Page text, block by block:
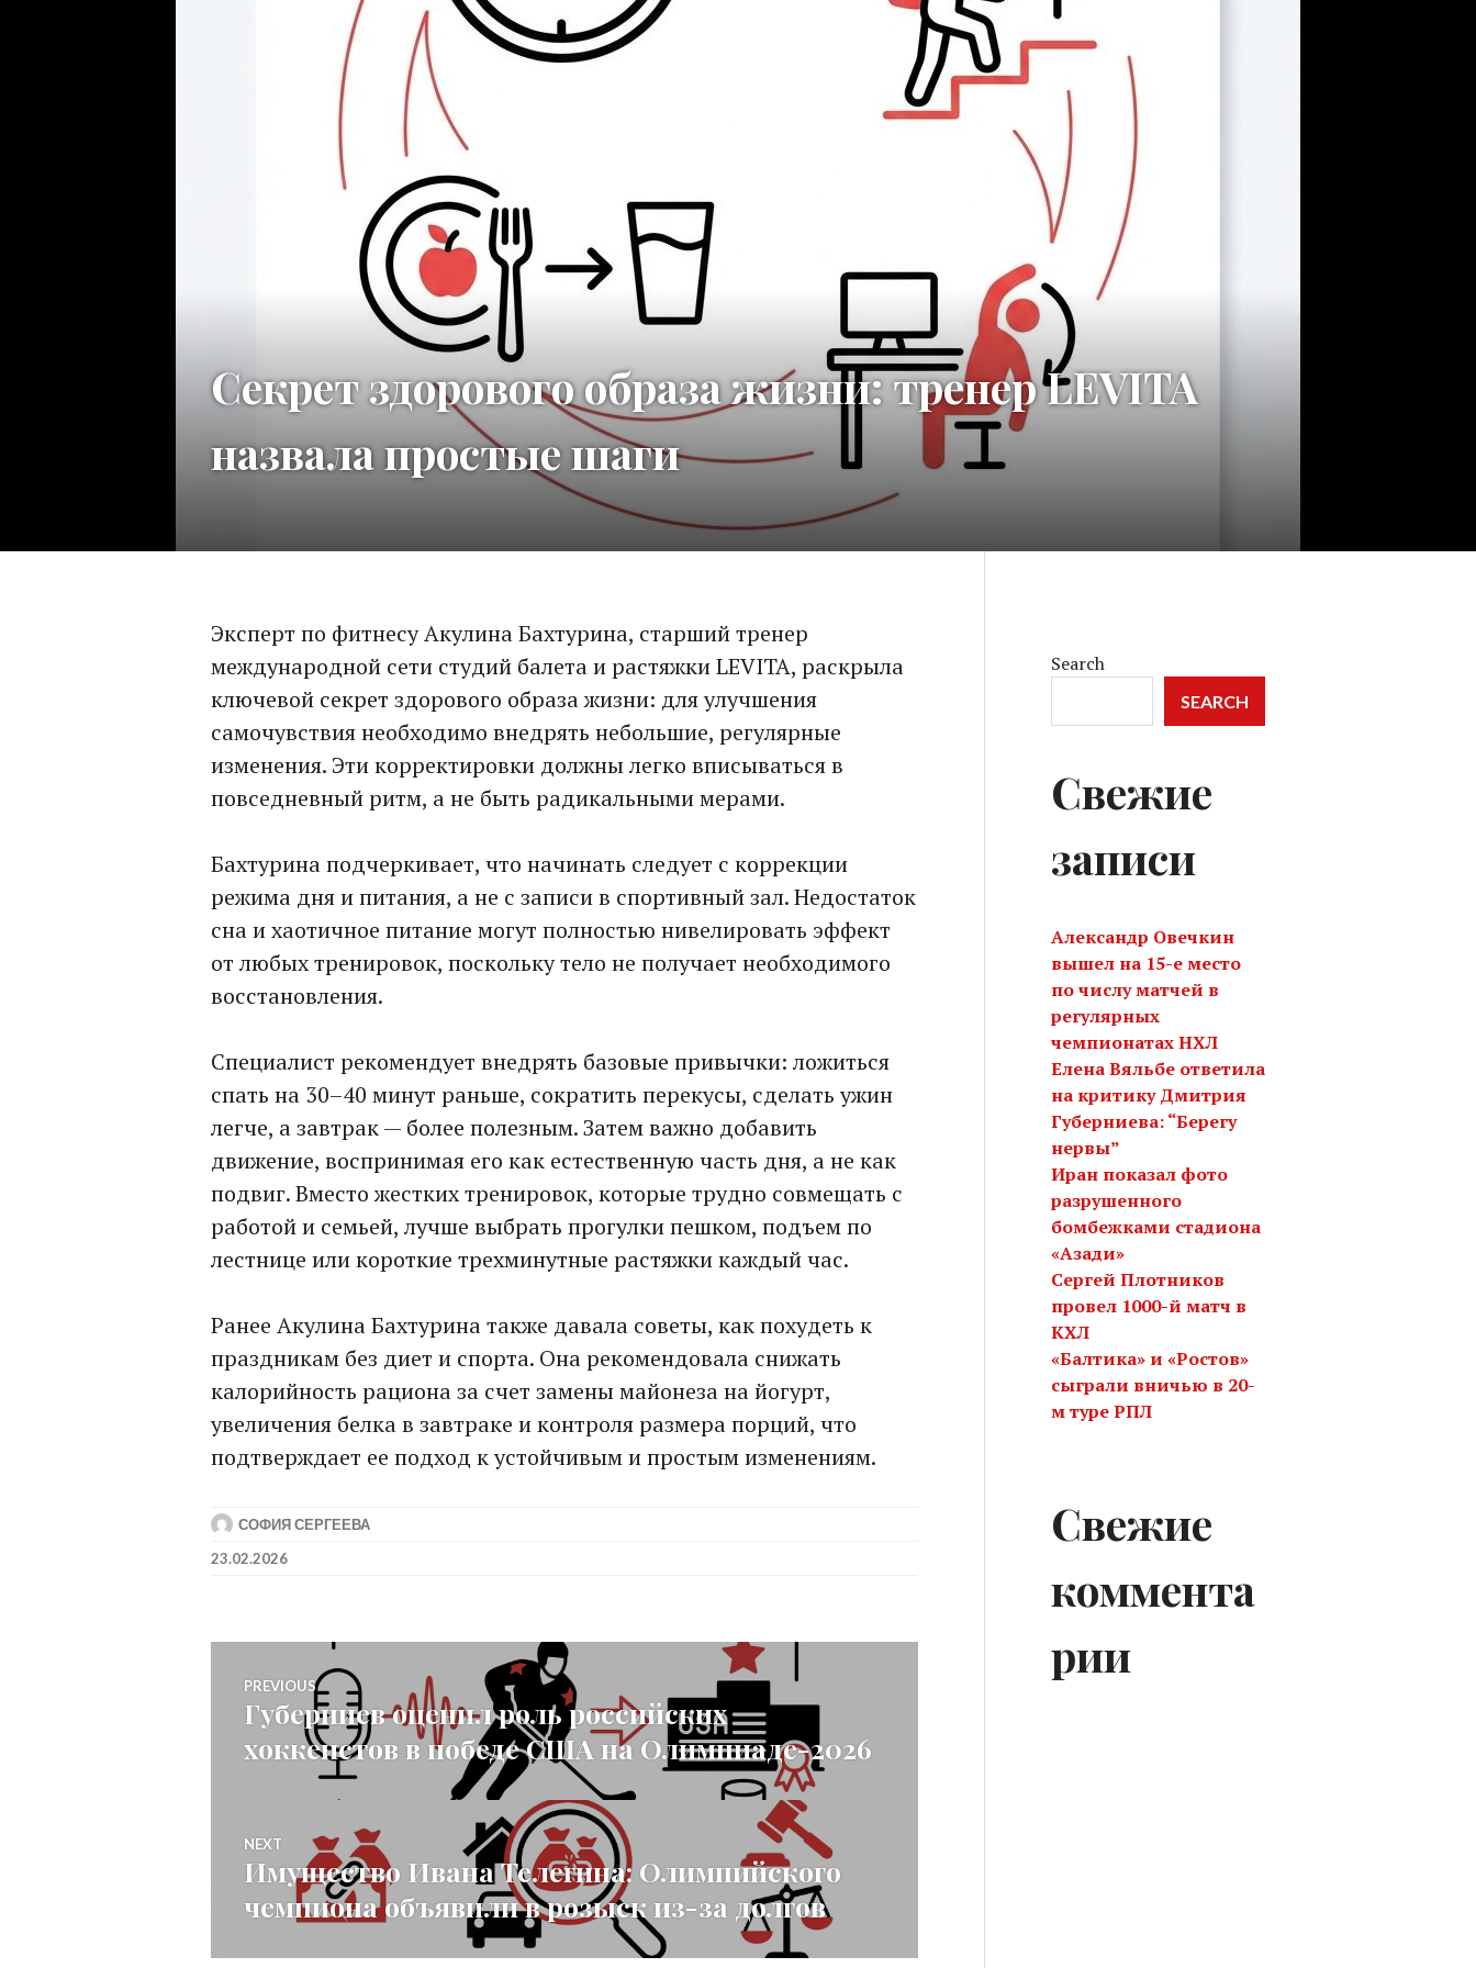
Секрет здорового образа жизни: тренер LEVITA
назвала простые шаги
Эксперт по фитнесу Акулина Бахтурина, старший тренер
международной сети студий балета и растяжки LEVITA, раскрыла
ключевой секрет здорового образа жизни: для улучшения
самочувствия необходимо внедрять небольшие, регулярные
изменения. Эти корректировки должны легко вписываться в
повседневный ритм, а не быть радикальными мерами.
Бахтурина подчеркивает, что начинать следует с коррекции
режима дня и питания, а не с записи в спортивный зал. Недостаток
сна и хаотичное питание могут полностью нивелировать эффект
от любых тренировок, поскольку тело не получает необходимого
восстановления.
Специалист рекомендует внедрять базовые привычки: ложиться
спать на 30–40 минут раньше, сократить перекусы, сделать ужин
легче, а завтрак — более полезным. Затем важно добавить
движение, воспринимая его как естественную часть дня, а не как
подвиг. Вместо жестких тренировок, которые трудно совмещать с
работой и семьей, лучше выбрать прогулки пешком, подъем по
лестнице или короткие трехминутные растяжки каждый час.
Ранее Акулина Бахтурина также давала советы, как похудеть к
праздникам без диет и спорта. Она рекомендовала снижать
калорийность рациона за счет замены майонеза на йогурт,
увеличения белка в завтраке и контроля размера порций, что
подтверждает ее подход к устойчивым и простым изменениям.
СОФИЯ СЕРГЕЕВА
23.02.2026
Post
navigation
PREVIOUS
Previous
post:
Губерниев оценил роль российских
хоккеистов в победе США на Олимпиаде-2026
NEXT
Next
post:
Имущество Ивана Телегина: Олимпийского
чемпиона объявили в розыск из-за долгов
Search
SEARCH
Свежие
записи
Александр Овечкин
вышел на 15-е место
по числу матчей в
регулярных
чемпионатах НХЛ
Елена Вяльбе ответила
на критику Дмитрия
Губерниева: “Берегу
нервы”
Иран показал фото
разрушенного
бомбежками стадиона
«Азади»
Сергей Плотников
провел 1000-й матч в
КХЛ
«Балтика» и «Ростов»
сыграли вничью в 20-
м туре РПЛ
Свежие
коммента
рии